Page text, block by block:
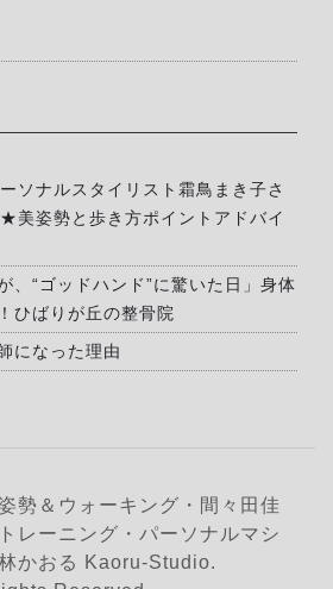
ソナルスタイリスト霜鳥まき子さ
美姿勢と歩き方ポイントアドバイ
、“ゴッドハンド”に驚いた日」身体
ひばりが丘の整骨院
になった理由
勢＆ウォーキング・間々田佳
レーニング・パーソナルマシ
かおる Kaoru-Studio.